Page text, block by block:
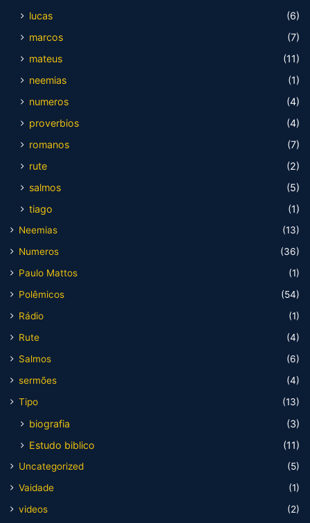
lucas
(6)
marcos
(7)
mateus
(11)
neemias
(1)
numeros
(4)
proverbios
(4)
romanos
(7)
rute
(2)
salmos
(5)
tiago
(1)
Neemias
(13)
Numeros
(36)
Paulo Mattos
(1)
Polêmicos
(54)
Rádio
(1)
Rute
(4)
Salmos
(6)
sermões
(4)
Tipo
(13)
biografia
(3)
Estudo biblico
(11)
Uncategorized
(5)
Vaidade
(1)
videos
(2)